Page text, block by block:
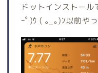
ドットインストー
ｰﾟ)ｳ ( ｡_｡)ﾝ以前や